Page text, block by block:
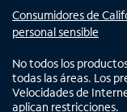
Consumidores de
personal sensible
No todos los
todas las áreas. Los
Velocidades de
aplican restricciones.